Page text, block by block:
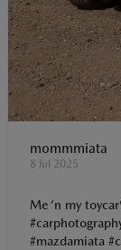
mommmiata
8 Jul 2025
Me ‘n my
#mazdamiata